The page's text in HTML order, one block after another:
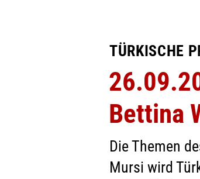
TÜRKISCHE
Bettina
Die Themen
Mursi wird